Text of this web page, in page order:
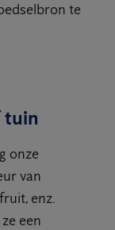
te
tuin
onze
van
enz.
een